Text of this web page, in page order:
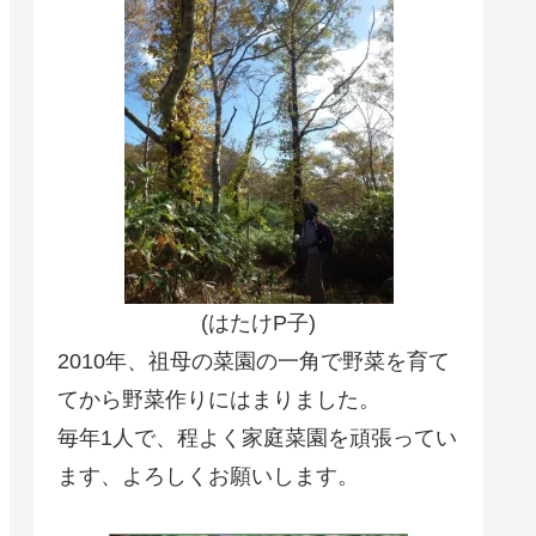
(はたけP子)
2010年、祖母の菜園の一角で野菜を育て
てから野菜作りにはまりました。
毎年1人で、程よく家庭菜園を頑張ってい
ます、よろしくお願いします。